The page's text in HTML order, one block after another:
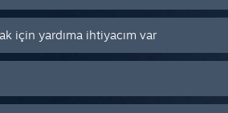
için yardıma ihtiyacım var